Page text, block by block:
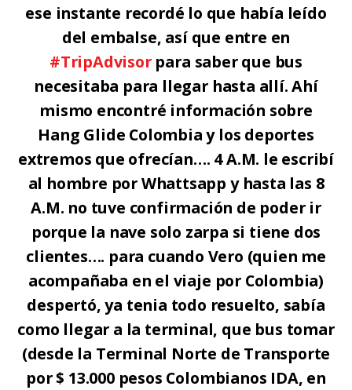
ese instante recordé lo que había leído
del embalse, así que entre en
#TripAdvisorpara saber que bus
necesitaba para llegar hasta allí. Ahí
mismo encontré información sobre
Hang Glide Colombia y los deportes
extremos que ofrecían…. 4 A.M. le escribí
al hombre por Whattsapp y hasta las 8
A.M. no tuve confirmación de poder ir
porque la nave solo zarpa si tiene dos
clientes…. para cuando Vero (quien me
acompañaba en el viaje por Colombia)
despertó, ya tenia todo resuelto, sabía
como llegar a la terminal, que bus tomar
(desde la Terminal Norte de Transporte
por $ 13.000 pesos Colombianos IDA, en